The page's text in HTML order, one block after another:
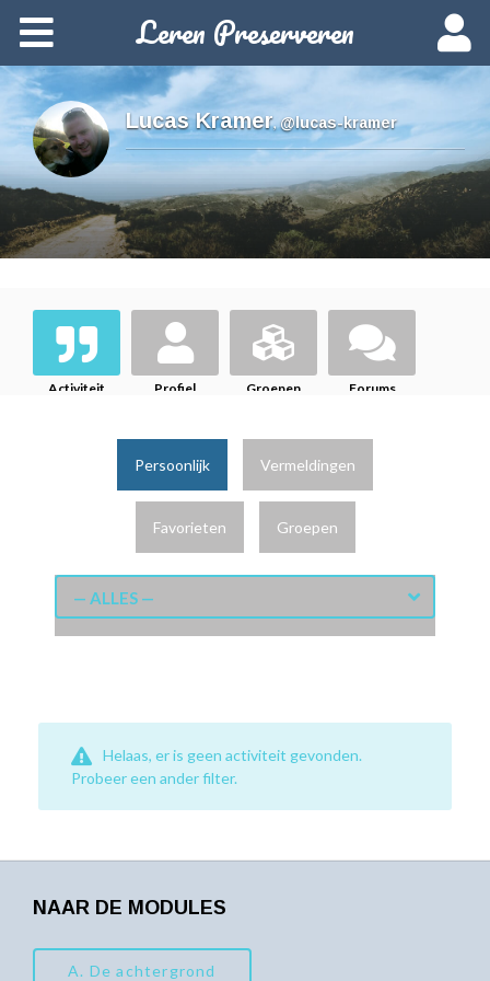
Leren Preserveren
Over deze cursus
Cursusvarianten
Data en inschrijven
Woordenlijst
Lucas Kramer,@lucas-kramer
Activiteit Profiel Groepen Forums
Persoonlijk Vermeldingen
Favorieten Groepen
— ALLES —
Helaas, er is geen activiteit gevonden.
Probeer een ander filter.
NAAR DE MODULES
A. De achtergrond